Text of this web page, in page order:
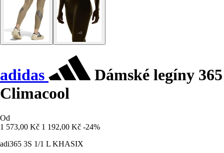
adidas
Dámské legíny 365
Climacool
Od
1 573,00 Kč 1 192,00 Kč -24%
adi365 3S 1/1 L KHASIX